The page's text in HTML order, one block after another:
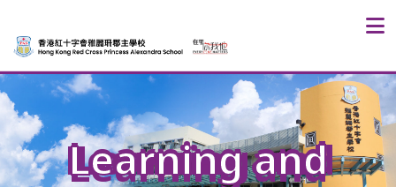
Learning and